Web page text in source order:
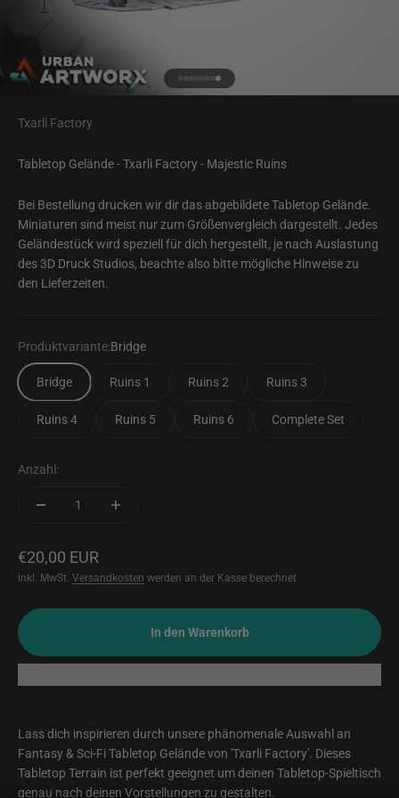
Gehe zu Element 1
Gehe zu Element 2
Gehe zu Element 3
Gehe zu Element 4
Gehe zu Element 5
Gehe zu Element 6
Gehe zu Element 7
Gehe zu Element 8
Txarli Factory
Tabletop Gelände - Txarli Factory - Majestic Ruins
Bei Bestellung drucken wir dir das abgebildete Tabletop Gelände.
Miniaturen sind meist nur zum Größenvergleich dargestellt. Jedes
Geländestück wird speziell für dich hergestellt, je nach Auslastung
des 3D Druck Studios, beachte also bitte mögliche Hinweise zu
den Lieferzeiten.
Produktvariante:Bridge
Bridge Ruins 1 Ruins 2 Ruins 3
Ruins 4 Ruins 5 Ruins 6 Complete Set
Anzahl:
Angebot
€20,00 EUR
inkl. MwSt. Versandkosten werden an der Kasse berechnet
In den Warenkorb
Lass dich inspirieren durch unsere phänomenale Auswahl an
Fantasy & Sci-Fi Tabletop Gelände von 'Txarli Factory'. Dieses
Tabletop Terrain ist perfekt geeignet um deinen Tabletop-Spieltisch
genau nach deinen Vorstellungen zu gestalten.